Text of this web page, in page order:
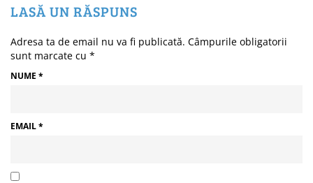
LASĂ UN RĂSPUNS
Adresa ta de email nu va fi publicată. Câmpurile obligatorii
sunt marcate cu *
NUME *
EMAIL*